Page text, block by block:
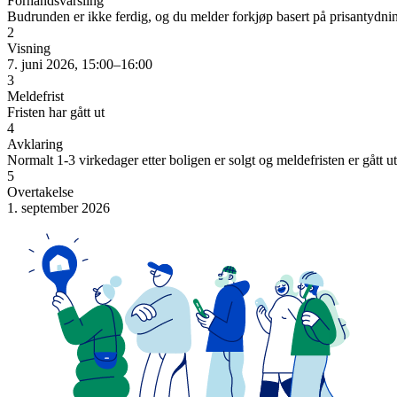
Budrunden er ikke ferdig, og du melder forkjøp basert på
2
Visning
7. juni 2026, 15:00–16:00
3
Meldefrist
Fristen har gått ut
4
Avklaring
Normalt 1-3 virkedager etter boligen er solgt og meldefristen er gått ut
5
Overtakelse
1. september 2026